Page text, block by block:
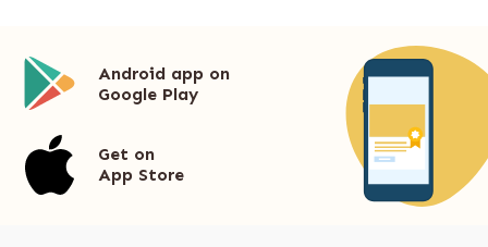
Android app on
Google Play
Get on
App Store